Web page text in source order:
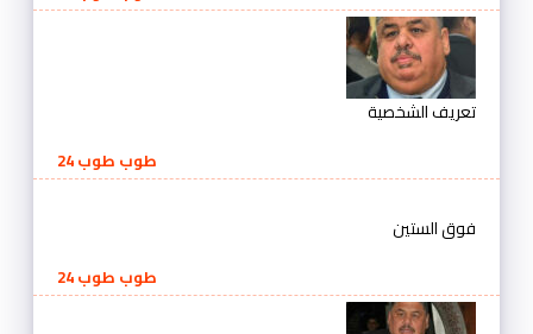
تعريف الشخصية
طوب طوب 24
فوق الستين
طوب طوب 24